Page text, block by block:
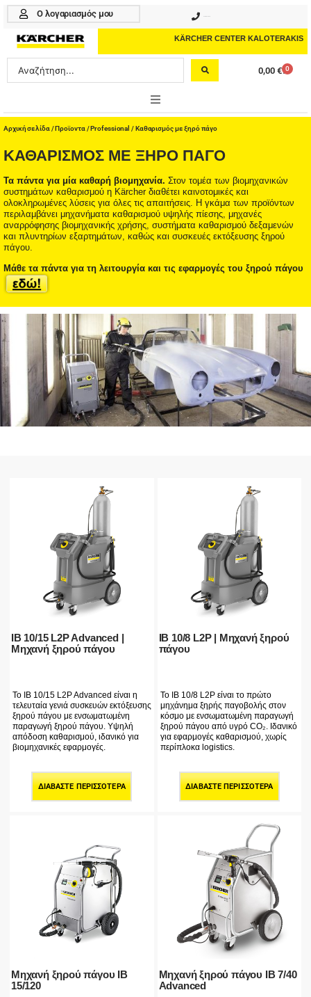
Μετάβαση
περιεχόμενο
Ο λογαριασμός μου
KÄRCHER CENTER KALOTERAKIS
Search
...
0,00 € 0
Cart
ONLINE SHOP
HOME & GARDEN
PROFESSIONAL
ΑΞΕΣΟΥΑΡ
ΚΑΘΑΡΙΣΤΙΚΑ
ΥΠΗΡΕΣΙΕΣ-ΝΕΑ-ΛΥΣΕΙΣ
Αρχική σελίδα /Προϊοντα /Professional / Καθαρισμός με ξηρό πάγο
ΚΑΘΑΡΙΣΜΌΣ ΜΕ ΞΗΡΌ ΠΆΓΟ
Τα πάντα για μία καθαρή βιομηχανία. Στον τομέα των βιομηχανικών
συστημάτων καθαρισμού η Kärcher διαθέτει καινοτομικές και
ολοκληρωμένες λύσεις για όλες τις απαιτήσεις. Η γκάμα των προϊόντων
περιλαμβάνει μηχανήματα καθαρισμού υψηλής πίεσης, μηχανές
αναρρόφησης βιομηχανικής χρήσης, συστήματα καθαρισμού δεξαμενών
και πλυντηρίων εξαρτημάτων, καθώς και συσκευές εκτόξευσης ξηρού
πάγου.
Μάθε τα πάντα για τη λειτουργία και τις εφαρμογές του ξηρού πάγου
IB 10/15 L2P Advanced |
Μηχανή ξηρού πάγου
Το IB 10/15 L2P Advanced είναι η
τελευταία γενιά συσκευών εκτόξευσης
ξηρού πάγου με ενσωματωμένη
παραγωγή ξηρού πάγου. Υψηλή
απόδοση καθαρισμού, ιδανικό για
βιομηχανικές εφαρμογές.
ΔΙΑΒΆΣΤΕ ΠΕΡΙΣΣΌΤΕΡΑ
IB 10/8 L2P | Μηχανή ξηρού
πάγου
Το IB 10/8 L2P είναι το πρώτο
μηχάνημα ξηρής παγοβολής στον
κόσμο με ενσωματωμένη παραγωγή
ξηρού πάγου από υγρό CO₂. Ιδανικό
για εφαρμογές καθαρισμού, χωρίς
περίπλοκα logistics.
ΔΙΑΒΆΣΤΕ ΠΕΡΙΣΣΌΤΕΡΑ
Μηχανή ξηρού πάγου IB
15/120
Μηχανή ξηρού πάγου IB 7/40
Advanced